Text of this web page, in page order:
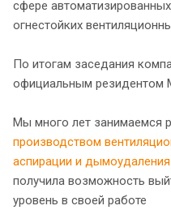
сфере
огнестойких
По итогам заседания
официальным резидентом
Мы много лет занимаемся
производством
аспирации и дымоудаления
получила возможность
уровень в своей работе